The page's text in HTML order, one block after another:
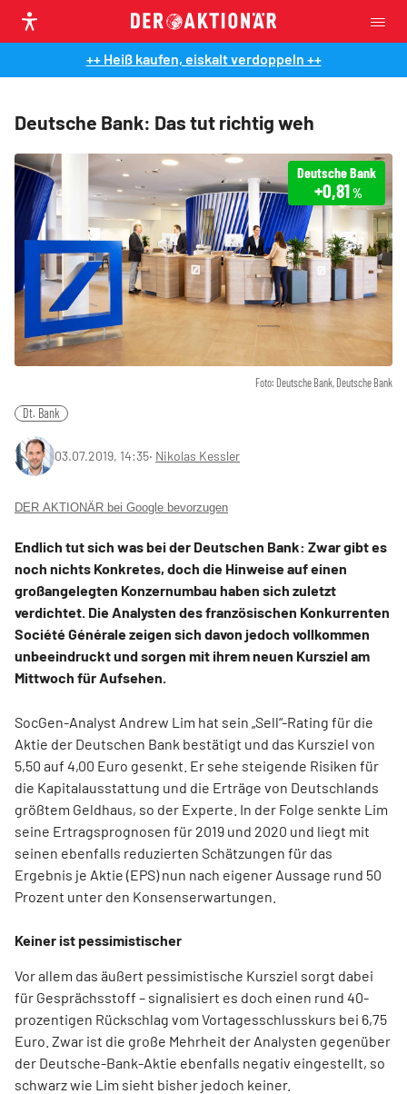
++ Heiß kaufen, eiskalt verdoppeln ++
Deutsche Bank: Das tut richtig weh
Foto: Deutsche Bank, Deutsche Bank
Deutsche Bank
+0,81%
Dt. Bank
03.07.2019, 14:35‧ Nikolas Kessler
DER AKTIONÄR bei Google bevorzugen
Endlich tut sich was bei der Deutschen Bank: Zwar gibt es
noch nichts Konkretes, doch die Hinweise auf einen
großangelegten Konzernumbau haben sich zuletzt
verdichtet. Die Analysten des französischen Konkurrenten
Société Générale zeigen sich davon jedoch vollkommen
unbeeindruckt und sorgen mit ihrem neuen Kursziel am
Mittwoch für Aufsehen.
SocGen-Analyst Andrew Lim hat sein „Sell“-Rating für die
Aktie der Deutschen Bank bestätigt und das Kursziel von
5,50 auf 4,00 Euro gesenkt. Er sehe steigende Risiken für
die Kapitalausstattung und die Erträge von Deutschlands
größtem Geldhaus, so der Experte. In der Folge senkte Lim
seine Ertragsprognosen für 2019 und 2020 und liegt mit
seinen ebenfalls reduzierten Schätzungen für das
Ergebnis je Aktie (EPS) nun nach eigener Aussage rund 50
Prozent unter den Konsenserwartungen.
Keiner ist pessimistischer
Vor allem das äußert pessimistische Kursziel sorgt dabei
für Gesprächsstoff – signalisiert es doch einen rund 40-
prozentigen Rückschlag vom Vortagesschlusskurs bei 6,75
Euro. Zwar ist die große Mehrheit der Analysten gegenüber
der Deutsche-Bank-Aktie ebenfalls negativ eingestellt, so
schwarz wie Lim sieht bisher jedoch keiner.